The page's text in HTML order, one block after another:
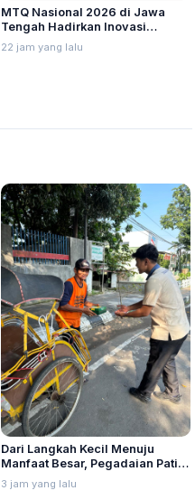
MTQ Nasional 2026 di Jawa
Tengah Hadirkan Inovasi
Perdana untuk Disabilitas dan
Dewan Hakim
22 jam yang lalu
Dari Langkah Kecil Menuju
Manfaat Besar, Pegadaian Pati
Tebar Kepedulian Lewat
"Mengetuk Pintu Langit"
3 jam yang lalu